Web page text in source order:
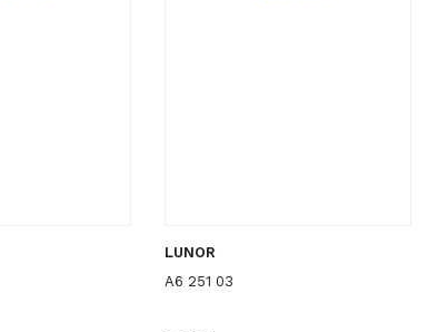
LUNOR
A6 251 03